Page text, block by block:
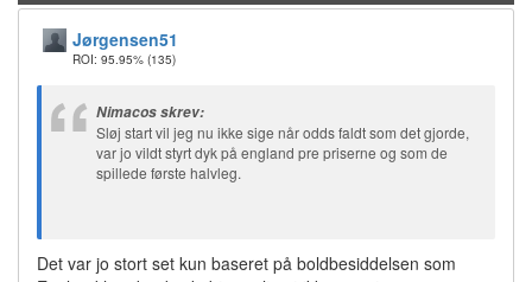
Jørgensen51
ROI: 95.95% (135)
Nimacos skrev:
Sløj start vil jeg nu ikke sige når odds faldt som det gjorde,
var jo vildt styrt dyk på england pre priserne og som de
spillede første halvleg.
Det var jo stort set kun baseret på boldbesiddelsen som